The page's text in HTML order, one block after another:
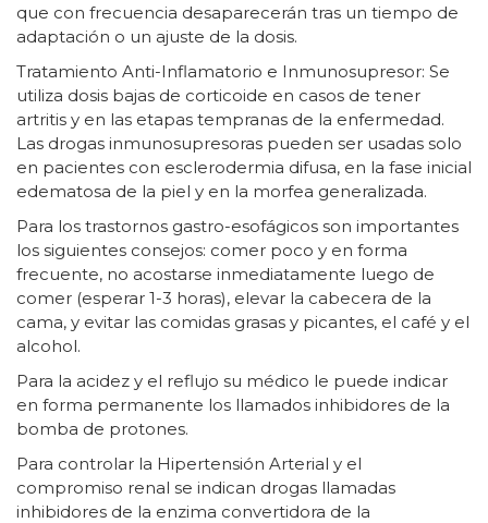
que con frecuencia desaparecerán tras un tiempo de
adaptación o un ajuste de la dosis.
Tratamiento Anti-Inflamatorio e Inmunosupresor: Se
utiliza dosis bajas de corticoide en casos de tener
artritis y en las etapas tempranas de la enfermedad.
Las drogas inmunosupresoras pueden ser usadas solo
en pacientes con esclerodermia difusa, en la fase inicial
edematosa de la piel y en la morfea generalizada.
Para los trastornos gastro-esofágicos son importantes
los siguientes consejos: comer poco y en forma
frecuente, no acostarse inmediatamente luego de
comer (esperar 1-3 horas), elevar la cabecera de la
cama, y evitar las comidas grasas y picantes, el café y el
alcohol.
Para la acidez y el reflujo su médico le puede indicar
en forma permanente los llamados inhibidores de la
bomba de protones.
Para controlar la Hipertensión Arterial y el
compromiso renal se indican drogas llamadas
inhibidores de la enzima convertidora de la